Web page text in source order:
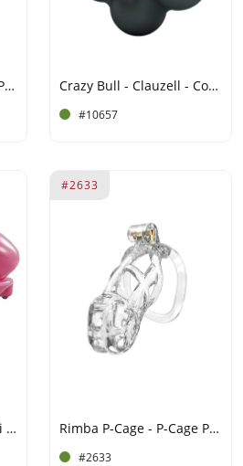
Rimba P-Cage - P-Cage PC06 - Peniskooi Maat M - Zwart Crazy Bull - Clauzell - Cock Ring - Model 10 - Zwart
#10657
The Vice - Kuisheidskooi Mini V2 - Roze
#2633
Rimba P-Cage - P-Cage PC11 - Peniskooi maat M - Transparant
#2633